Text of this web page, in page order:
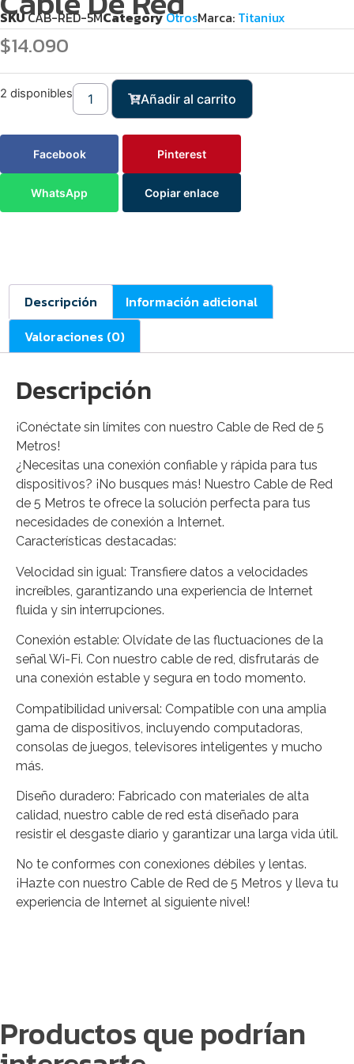
SKUCAB-RED-5MCategory OtrosMarca: Titaniux
$14.090
2 disponibles Añadir al carrito
Facebook Pinterest
WhatsApp Copiar enlace
Descripción
Información adicional
Valoraciones (0)
Descripción
¡Conéctate sin límites con nuestro Cable de Red de 5
Metros!
¿Necesitas una conexión confiable y rápida para tus
dispositivos? ¡No busques más! Nuestro Cable de Red
de 5 Metros te ofrece la solución perfecta para tus
necesidades de conexión a Internet.
Características destacadas:
Velocidad sin igual: Transfiere datos a velocidades
increíbles, garantizando una experiencia de Internet
fluida y sin interrupciones.
Conexión estable: Olvídate de las fluctuaciones de la
señal Wi-Fi. Con nuestro cable de red, disfrutarás de
una conexión estable y segura en todo momento.
Compatibilidad universal: Compatible con una amplia
gama de dispositivos, incluyendo computadoras,
consolas de juegos, televisores inteligentes y mucho
más.
Diseño duradero: Fabricado con materiales de alta
calidad, nuestro cable de red está diseñado para
resistir el desgaste diario y garantizar una larga vida útil.
No te conformes con conexiones débiles y lentas.
¡Hazte con nuestro Cable de Red de 5 Metros y lleva tu
experiencia de Internet al siguiente nivel!
Productos que podrían